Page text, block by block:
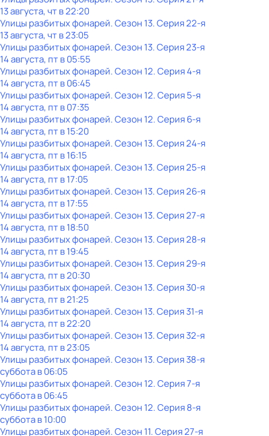
13 августа, чт в 22:20
Улицы разбитых фонарей. Сезон 13. Серия 22-я
13 августа, чт в 23:05
Улицы разбитых фонарей. Сезон 13. Серия 23-я
14 августа, пт в 05:55
Улицы разбитых фонарей. Сезон 12. Серия 4-я
14 августа, пт в 06:45
Улицы разбитых фонарей. Сезон 12. Серия 5-я
14 августа, пт в 07:35
Улицы разбитых фонарей. Сезон 12. Серия 6-я
14 августа, пт в 15:20
Улицы разбитых фонарей. Сезон 13. Серия 24-я
14 августа, пт в 16:15
Улицы разбитых фонарей. Сезон 13. Серия 25-я
14 августа, пт в 17:05
Улицы разбитых фонарей. Сезон 13. Серия 26-я
14 августа, пт в 17:55
Улицы разбитых фонарей. Сезон 13. Серия 27-я
14 августа, пт в 18:50
Улицы разбитых фонарей. Сезон 13. Серия 28-я
14 августа, пт в 19:45
Улицы разбитых фонарей. Сезон 13. Серия 29-я
14 августа, пт в 20:30
Улицы разбитых фонарей. Сезон 13. Серия 30-я
14 августа, пт в 21:25
Улицы разбитых фонарей. Сезон 13. Серия 31-я
14 августа, пт в 22:20
Улицы разбитых фонарей. Сезон 13. Серия 32-я
14 августа, пт в 23:05
Улицы разбитых фонарей. Сезон 13. Серия 38-я
субботав06:05
Улицы разбитых фонарей. Сезон 12. Серия 7-я
субботав06:45
Улицы разбитых фонарей. Сезон 12. Серия 8-я
субботав10:00
Улицы разбитых фонарей. Сезон 11. Серия 27-я